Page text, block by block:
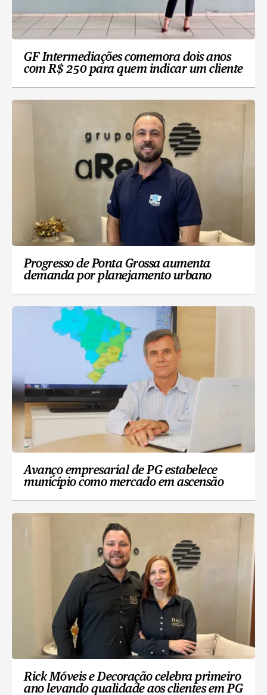
GF Intermediações comemora dois anos
com R$ 250 para quem indicar um cliente
Progresso de Ponta Grossa aumenta
demanda por planejamento urbano
Avanço empresarial de PG estabelece
município como mercado em ascensão
Rick Móveis e Decoração celebra primeiro
ano levando qualidade aos clientes em PG